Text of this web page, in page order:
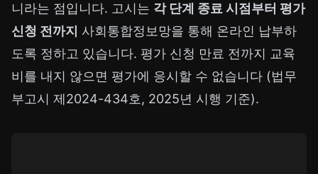
니라는 점입니다. 고시는 각 단계 종료 시점부터 평가
신청 전까지 사회통합정보망을 통해 온라인 납부하
도록 정하고 있습니다. 평가 신청 만료 전까지 교육
비를 내지 않으면 평가에 응시할 수 없습니다 (법무
부고시 제2024-434호, 2025년 시행 기준).